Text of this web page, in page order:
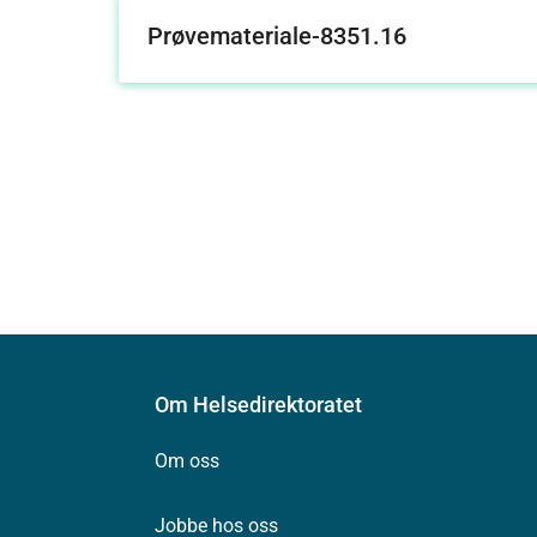
Prøvemateriale-8351.16
Om Helsedirektoratet
Om oss
Jobbe hos oss